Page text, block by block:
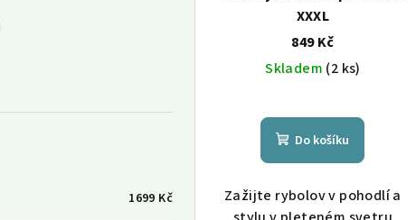
1699 Kč
XXXL
849 Kč
Skladem (2 ks)
Do košíku
Zažijte rybolov v pohodlí a